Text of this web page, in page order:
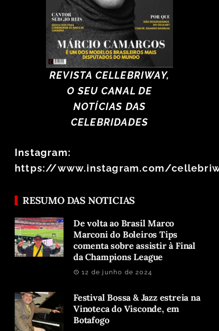
REVISTA CELLEBRIWAY,
O SEU CANAL DE
NOTÍCIAS DAS
CELEBRIDADES
Instagram:
https://www.instagram.com/
RESUMO DAS NOTICIAS
De volta ao Brasil Marco
Marconi do Boleiros Tips
comenta sobre assistir à Final
da Champions League
12 de junho de 2024
Festival Bossa & Jazz estreia na
Vinoteca do Visconde, em
Botafogo